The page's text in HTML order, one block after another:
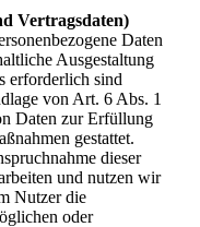
Vertragsdaten)
Daten
Ausgestaltung
erforderlich sind
von Art. 6 Abs. 1
Daten zur Erfüllung
gestattet.
dieser
und nutzen wir
Nutzer die
oder